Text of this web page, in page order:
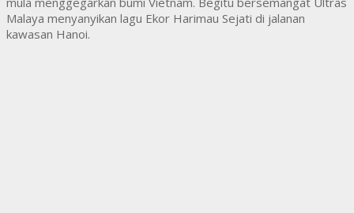
Malaya menyanyikan lagu Ekor Harimau Sejati di jalanan
kawasan Hanoi.